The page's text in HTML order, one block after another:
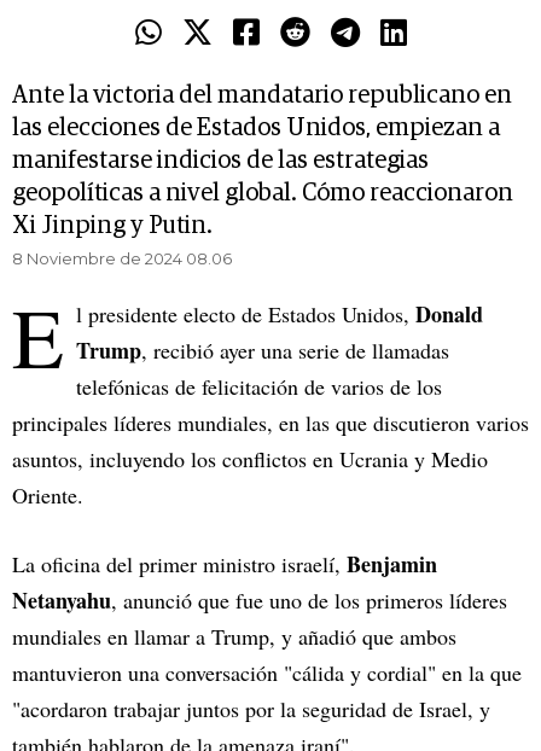
Ante la victoria del mandatario republicano en
las elecciones de Estados Unidos, empiezan a
manifestarse indicios de las estrategias
geopolíticas a nivel global. Cómo reaccionaron
Xi Jinping y Putin.
8 Noviembre de 2024 08.06
E l presidente electo de Estados Unidos, Donald
Trump, recibió ayer una serie de llamadas
telefónicas de felicitación de varios de los
principales líderes mundiales, en las que discutieron varios
asuntos, incluyendo los conflictos en Ucrania y Medio
Oriente.
La oficina del primer ministro israelí, Benjamin
Netanyahu, anunció que fue uno de los primeros líderes
mundiales en llamar a Trump, y añadió que ambos
mantuvieron una conversación "cálida y cordial" en la que
"acordaron trabajar juntos por la seguridad de Israel, y
también hablaron de la amenaza iraní".